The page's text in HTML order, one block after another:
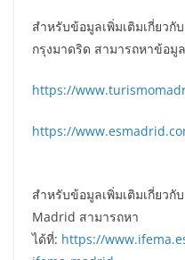
สำหรับข้อมูลเพิ่มเติมเกี่ยว
กรุงมาดริด สามารถหาข้อมู
https://
https://
สำหรับข้อมูลเพิ่มเติมเกี่ยวกั
Madrid สามารถหา
ได้ที่: https://